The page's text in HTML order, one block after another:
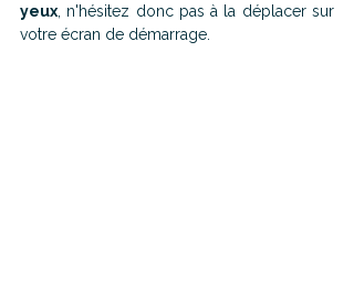
yeux , n'hésitez donc pas à la déplacer sur
votre écran de démarrage.